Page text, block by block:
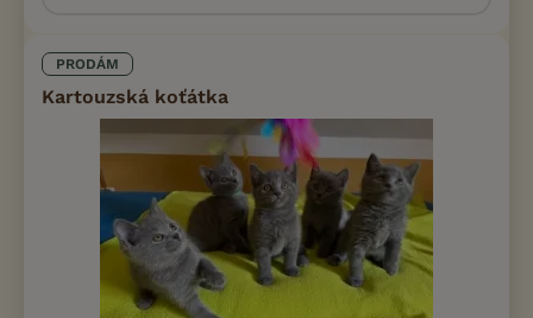
PRODÁM
Kartouzská koťátka